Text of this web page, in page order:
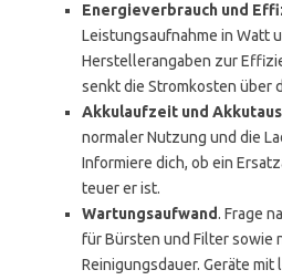
Energieverbrauch und
Leistungsaufnahme in Watt
Herstellerangaben zur
senkt die Stromkosten über
Akkulaufzeit und
normaler Nutzung und die
Informiere dich, ob ein
teuer er ist.
Wartungsaufwand. Frage
für Bürsten und Fil­ter sowie
Reinigungsdauer. Geräte